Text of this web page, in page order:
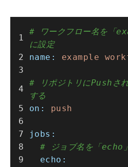
# ワークフロー名を「
に設定
name:
example
# リポジトリにPushさ
する
on:
push
jobs:
# ジョブ名を「echo
echo: